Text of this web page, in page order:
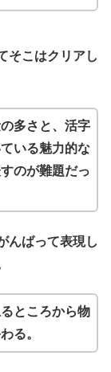
そこはクリアし
多さと、活字
いる魅力的な
のが難題だっ
んばって表現し
ところから物
る。